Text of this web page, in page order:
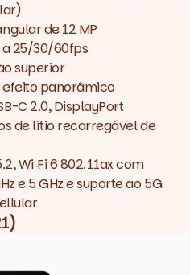
de 12 MP
25/30/60fps
superior
panorâmico
C 2.0, DisplayPort
de lítio recarregável de
Wi‑Fi 6 802.11ax com
e 5 GHz e suporte ao 5G